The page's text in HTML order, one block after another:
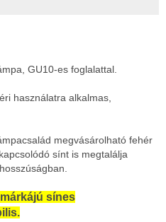
GU10-es foglalattal.
használatra alkalmas,
megvásárolható fehér
sínt is megtalálja
sínes